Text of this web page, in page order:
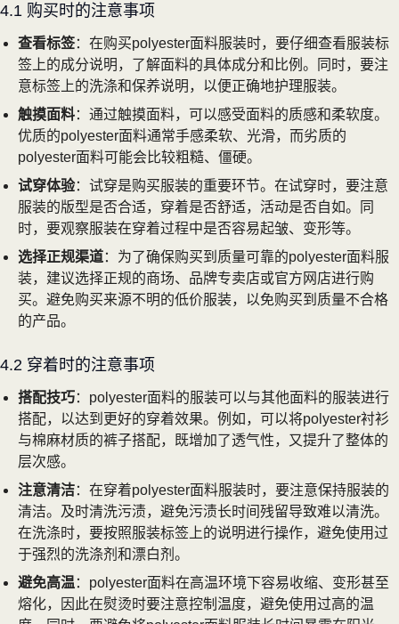
4.1 购买时的注意事项
查看标签：在购买polyester面料服装时，要仔细查看服装标
签上的成分说明，了解面料的具体成分和比例。同时，要注
意标签上的洗涤和保养说明，以便正确地护理服装。
触摸面料：通过触摸面料，可以感受面料的质感和柔软度。
优质的polyester面料通常手感柔软、光滑，而劣质的
polyester面料可能会比较粗糙、僵硬。
试穿体验：试穿是购买服装的重要环节。在试穿时，要注意
服装的版型是否合适，穿着是否舒适，活动是否自如。同
时，要观察服装在穿着过程中是否容易起皱、变形等。
选择正规渠道：为了确保购买到质量可靠的polyester面料服
装，建议选择正规的商场、品牌专卖店或官方网店进行购
买。避免购买来源不明的低价服装，以免购买到质量不合格
的产品。
4.2 穿着时的注意事项
搭配技巧：polyester面料的服装可以与其他面料的服装进行
搭配，以达到更好的穿着效果。例如，可以将polyester衬衫
与棉麻材质的裤子搭配，既增加了透气性，又提升了整体的
层次感。
注意清洁：在穿着polyester面料服装时，要注意保持服装的
清洁。及时清洗污渍，避免污渍长时间残留导致难以清洗。
在洗涤时，要按照服装标签上的说明进行操作，避免使用过
于强烈的洗涤剂和漂白剂。
避免高温 ：polyester面料在高温环境下容易收缩、变形甚至
熔化，因此在熨烫时要注意控制温度，避免使用过高的温